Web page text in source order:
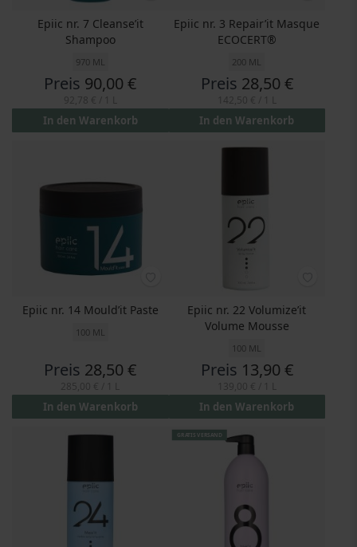
Epiic nr. 7 Cleanse’it
Shampoo
970 ML
Preis 90,00 €
In den Warenkorb
Epiic nr. 3 Repair’it Masque
ECOCERT®
200 ML
Preis 28,50 €
In den Warenkorb
Epiic nr. 14 Mould’it Paste
100 ML
Preis 28,50 €
In den Warenkorb
Epiic nr. 22 Volumize’it
Volume Mousse
100 ML
Preis 13,90 €
In den Warenkorb
GRATIS VERSAND